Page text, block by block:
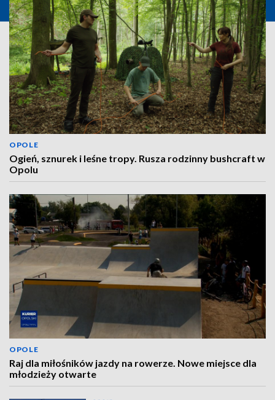
OPOLE
Ogień, sznurek i leśne tropy. Rusza rodzinny bushcraft w
Opolu
OPOLE
Raj dla miłośników jazdy na rowerze. Nowe miejsce dla
młodzieży otwarte